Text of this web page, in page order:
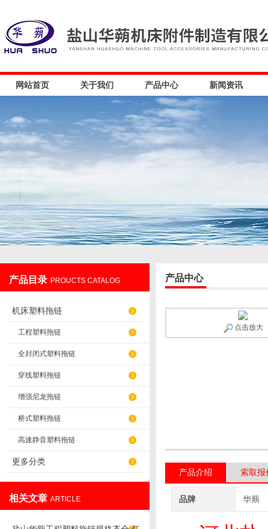
网站首页 关于我们 产品中心 新闻资讯
产品目录 PROUCTS CATALOG
机床塑料拖链
工程塑料拖链
全封闭式塑料拖链
穿线塑料拖链
增强尼龙拖链
桥式塑料拖链
高速静音塑料拖链
更多分类
相关文章 ARTICLE
产品中心
点击放大
产品介绍 索取报
品牌 华蒴